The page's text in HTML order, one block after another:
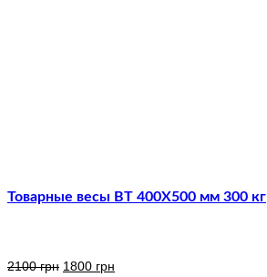
Товарные весы ВТ 400Х500 мм 300 кг
2100грн 1800 грн